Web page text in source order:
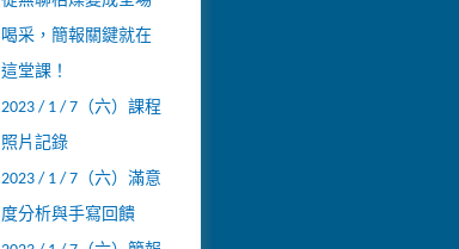
喝采，簡報關鍵就在
這堂課！
2023 / 1 / 7（六）課程
照片記錄
2023 / 1 / 7（六）滿意
度分析與手寫回饋